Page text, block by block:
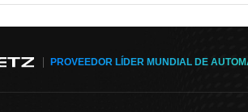
PROVEEDOR LÍDER MUNDIAL DE